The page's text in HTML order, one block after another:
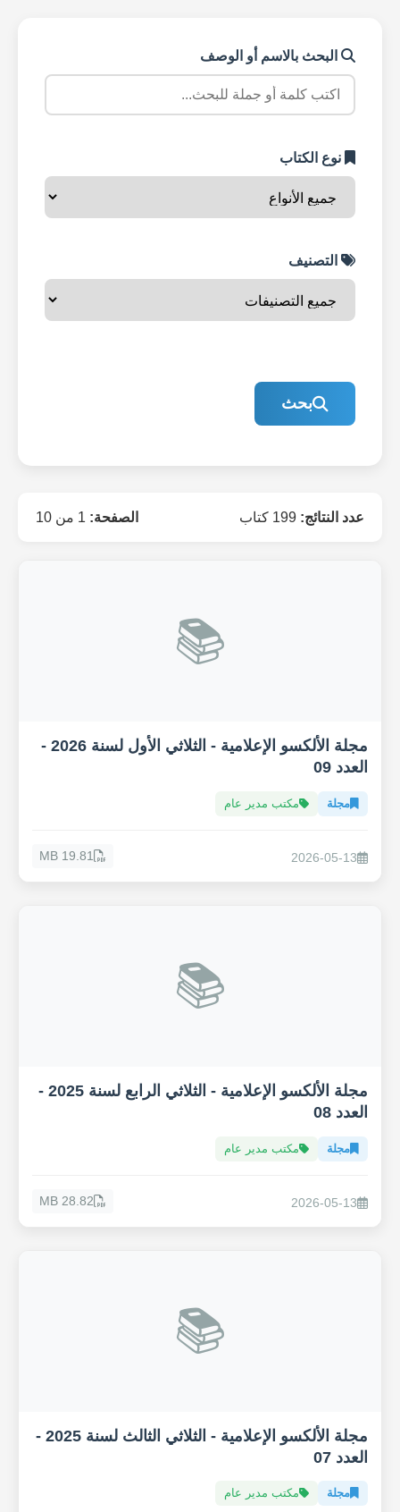
البحث بالاسم أو الوصف
نوع الكتاب
التصنيف
بحث
عدد النتائج: الصفحة:
📚
مجلة الألكسو الإعلامية - الثلاثي الأول لسنة 2026 -
العدد 09
مجلة مكتب مدير عام
2026-05-13
19.81 MB
📚
مجلة الألكسو الإعلامية - الثلاثي الرابع لسنة 2025 -
العدد 08
مجلة مكتب مدير عام
2026-05-13
28.82 MB
📚
مجلة الألكسو الإعلامية - الثلاثي الثالث لسنة 2025 -
العدد 07
مجلة مكتب مدير عام